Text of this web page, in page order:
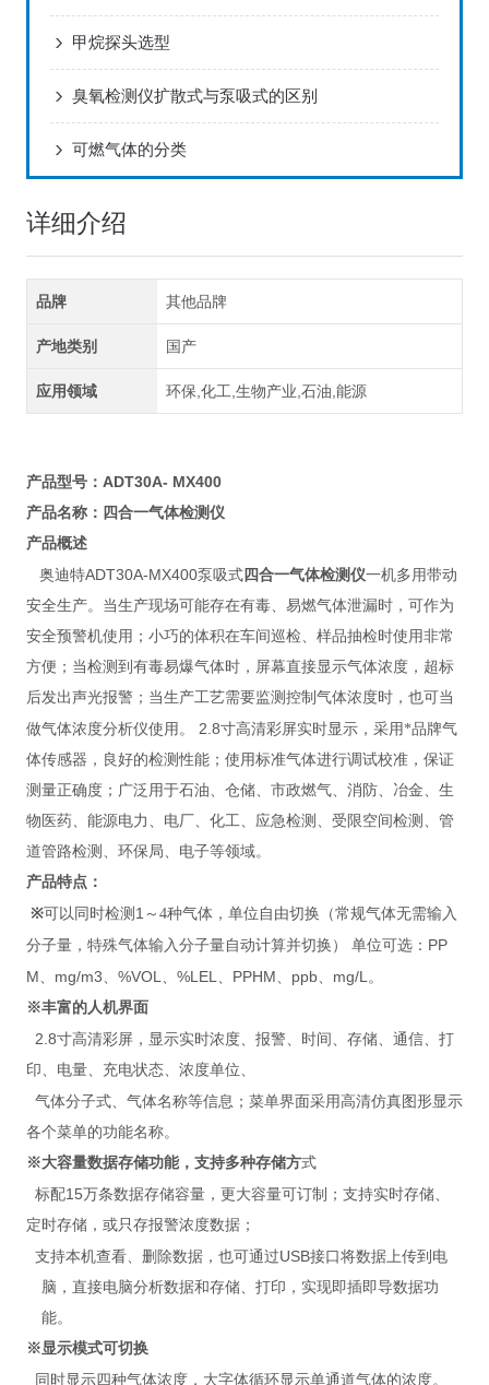
甲烷探头选型
臭氧检测仪扩散式与泵吸式的区别
可燃气体的分类
详细介绍
品牌 其他品牌
产地类别 国产
应用领域 环保,化工,生物产业,石油,能源
产品型号： ADT30A- MX400
产品名称： 四合一气体检测仪
产品概述
奥迪特ADT30A-MX400泵吸式四合一气体检测仪一机多用带动
安全生产。当生产现场可能存在有毒、易燃气体泄漏时，可作为
安全预警机使用；小巧的体积在车间巡检、样品抽检时使用非常
方便；当检测到有毒易爆气体时，屏幕直接显示气体浓度，超标
后发出声光报警；当生产工艺需要监测控制气体浓度时，也可当
做气体浓度分析仪使用。
2.8寸高清彩屏实时显示，采用*品牌气
体传感器，良好的检测性能；使用标准气体进行调试校准，保证
测量正确度；广泛用于石油、仓储、市政燃气、消防、冶金、生
物医药、能源电力、电厂、化工、应急检测、受限空间检测、管
道管路检测、环保局、电子等领域。
产品特点：
※可以同时检测 1 ～ 4种气体，单位自由切换（常规气体无需输入
分子量，特殊气体输入分子量自动计算并切换）
单位可选： PP
M、 mg/m3、 %VOL、 %LEL、 PPHM、 ppb、 mg/L。
※丰富的人机界面
2.8寸高清彩屏，显示实时浓度、报警、时间、存储、通信、打
印、电量、充电状态、浓度单位、
气体分子式、气体名称等信息；菜单界面采用高清仿真图形显示
各个菜单的功能名称。
※大容量数据存储功能，支持多种存储方式
标配15万条数据存储容量，更大容量可订制；支持实时存储、
定时存储，或只存报警浓度数据；
支持本机查看、删除数据，也可通过USB接口将数据上传到电
脑，直接电脑分析数据和存储、打印，实现即插即导数据功
能。
※显示模式可切换
同时显示四种气体浓度，大字体循环显示单通道气体的浓度。